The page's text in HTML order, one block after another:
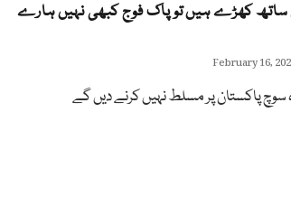
ساتھ کھڑے ہیں تو پاک فوج کبھی نہیں ہارے
February 16,
سوچ پاکستان پر مسلط نہیں کرنے دیں گے